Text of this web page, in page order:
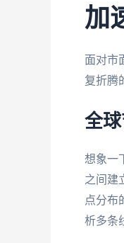
加
面对市
复折腾
全
想象一
之间建
点分布
析多条